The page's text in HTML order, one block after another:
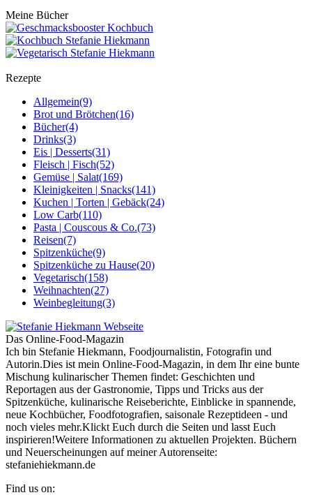
Meine Bücher
Rezepte
Allgemein(9)
Brot und Brötchen(16)
Bücher(4)
Drinks(3)
Eis | Desserts(31)
Fleisch | Fisch(52)
Gemüse | Salat(169)
Kleinigkeiten | Snacks(141)
Kuchen | Torten | Gebäck(24)
Low Carb(110)
Pasta | Couscous & Co.(73)
Reisen(7)
Spitzenküche(9)
Spitzenküche zu Hause(20)
Vegetarisch(158)
Weihnachten(27)
Weinbegleitung(3)
Das Online-Food-Magazin
Ich bin Stefanie Hiekmann, Foodjournalistin, Fotografin und
Autorin.Dies ist mein Online-Food-Magazin, in dem Ihr eine bunte
Mischung kulinarischer Themen findet: Geschichten und
Reportagen aus der Gastronomie, Tipps und Tricks aus der
Spitzenküche, kulinarische Reiseberichte, Einblicke in spannende,
neue Kochbücher, Foodfotografien, saisonale Rezeptideen - und
noch vieles mehr.Klickt Euch durch die Seiten und lasst Euch
inspirieren!Weitere Informationen zu aktuellen Projekten. Büchern
und Neuerscheinungen auf meiner Autorenseite:
stefaniehiekmann.de
Find us on: